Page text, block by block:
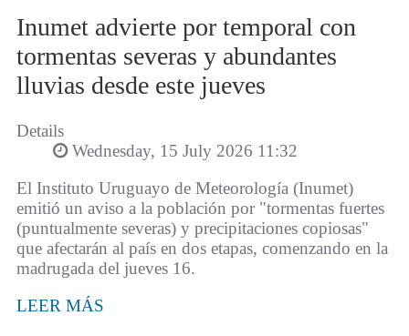
Inumet advierte por temporal con
tormentas severas y abundantes
lluvias desde este jueves
Details
Wednesday, 15 July 2026 11:32
El Instituto Uruguayo de Meteorología (Inumet)
emitió un aviso a la población por "tormentas fuertes
(puntualmente severas) y precipitaciones copiosas"
que afectarán al país en dos etapas, comenzando en la
madrugada del jueves 16.
LEER MÁS